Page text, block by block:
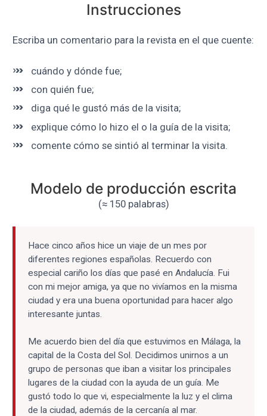
Instrucciones
Escriba un comentario para la revista en el que cuente:
cuándo y dónde fue;
con quién fue;
diga qué le gustó más de la visita;
explique cómo lo hizo el o la guía de la visita;
comente cómo se sintió al terminar la visita.
Modelo de producción escrita
(≈ 150 palabras)
Hace cinco años hice un viaje de un mes por
diferentes regiones españolas. Recuerdo con
especial cariño los días que pasé en Andalucía. Fui
con mi mejor amiga, ya que no vivíamos en la misma
ciudad y era una buena oportunidad para hacer algo
interesante juntas.
Me acuerdo bien del día que estuvimos en Málaga, la
capital de la Costa del Sol. Decidimos unirnos a un
grupo de personas que iban a visitar los principales
lugares de la ciudad con la ayuda de un guía. Me
gustó todo lo que vi, especialmente la luz y el clima
de la ciudad, además de la cercanía al mar.